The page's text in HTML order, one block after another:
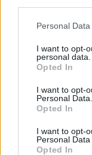
Personal
I want to opt-
personal data.
Opted In
I want to opt-
Personal Data.
Opted In
I want to opt-
Personal Data
Opted In
tartozik,
regisztrációhoz
Az előfizetés a
Portfolio.hu
Kötéslisták:
kötéslistái